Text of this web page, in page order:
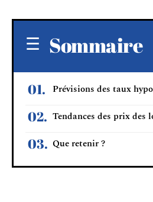
Sommaire
Prévisions des taux
Tendances des prix des
Que retenir ?